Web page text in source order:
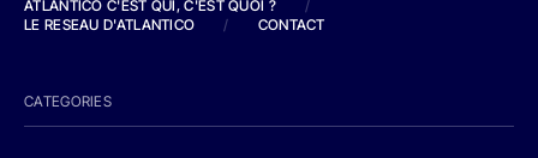
ATLANTICO C'EST QUI, C'EST QUOI ?
/
LE RESEAU D'ATLANTICO
/ CONTACT
CATEGORIES